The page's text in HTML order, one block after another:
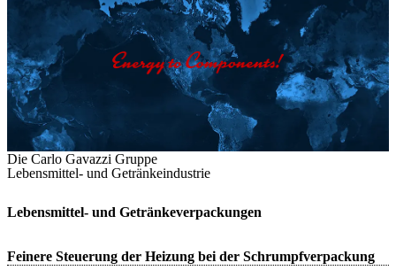
Die Carlo Gavazzi Gruppe
Lebensmittel- und Getränkeindustrie
Lebensmittel- und Getränkeverpackungen
Feinere Steuerung der Heizung bei der Schrumpfverpackung